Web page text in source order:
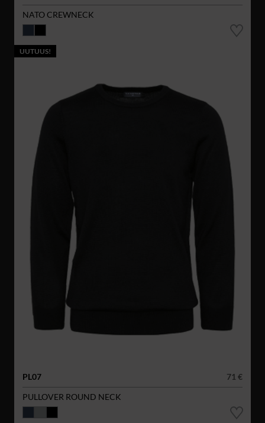
NATO CREWNECK
UUTUUS!
PL07
71 €
PULLOVER ROUND NECK